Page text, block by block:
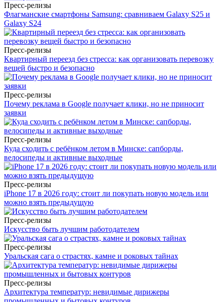
Пресс-релизы
Флагманские смартфоны Samsung: сравниваем Galaxy S25 и
Galaxy S24
Пресс-релизы
Квартирный переезд без стресса: как организовать перевозку
вещей быстро и безопасно
Пресс-релизы
Почему реклама в Google получает клики, но не приносит
заявки
Пресс-релизы
Куда сходить с ребёнком летом в Минске: сапборды,
велосипеды и активные выходные
Пресс-релизы
iPhone 17 в 2026 году: стоит ли покупать новую модель или
можно взять предыдущую
Пресс-релизы
Искусство быть лучшим работодателем
Пресс-релизы
Уральская сага о страстях, камне и роковых тайнах
Пресс-релизы
Архитектура температур: невидимые дирижеры